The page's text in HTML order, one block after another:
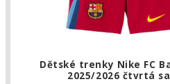
Dětské trenky Nike FC
2025/2026 čtvrtá